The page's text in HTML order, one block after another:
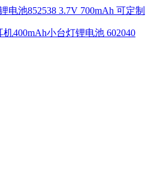
电池852538 3.7V 700mAh 可定制
400mAh小台灯锂电池 602040